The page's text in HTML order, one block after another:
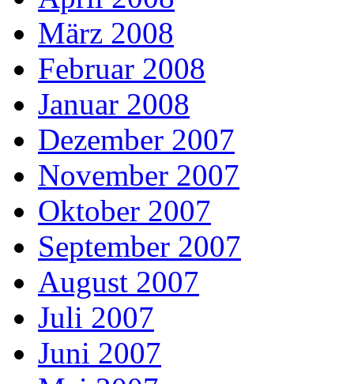
März 2008
Februar 2008
Januar 2008
Dezember 2007
November 2007
Oktober 2007
September 2007
August 2007
Juli 2007
Juni 2007